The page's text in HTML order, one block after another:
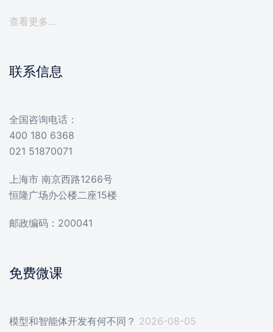
查看更多…
联系信息
全国咨询电话：
400 180 6368
021 51870071
上海市 南京西路1266号
恒隆广场办公楼二座15楼
邮政编码：200041
免费微课
模型和智能体开发有何不同？ 2026-08-05